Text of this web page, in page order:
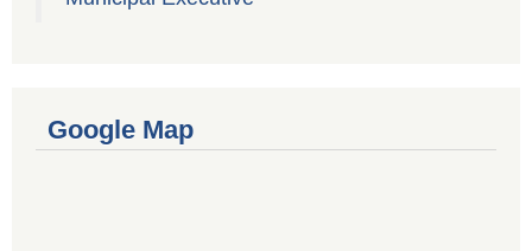
Google Map